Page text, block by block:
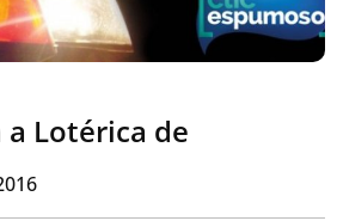
Lotérica de